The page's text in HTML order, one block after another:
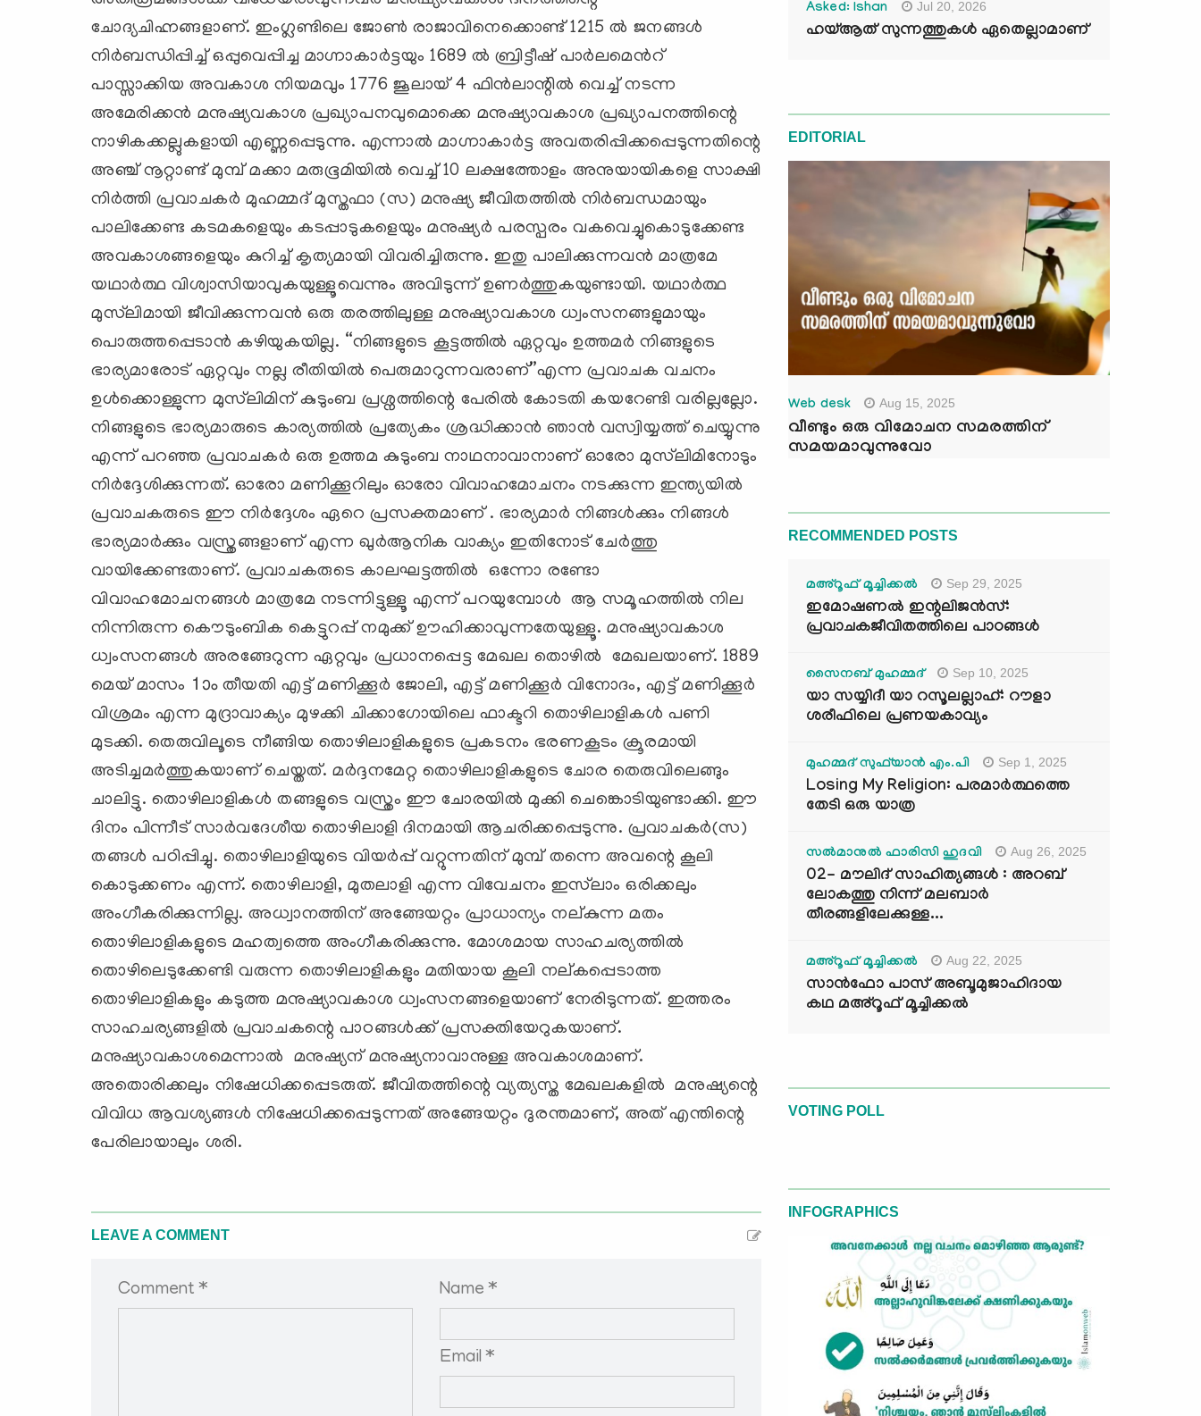
ചോദ്യചിഹ്നങ്ങളാണ്. ഇംഗ്ലണ്ടിലെ ജോൺ രാജാവിനെക്കൊണ്ട് 1215 ല്‍ ജനങ്ങള്‍
നിര്‍ബന്ധിപ്പിച്ച് ഒപ്പുവെപ്പിച്ച മാഗ്നാകാര്‍ട്ടയും 1689 ല്‍ ബ്രിട്ടീഷ് പാര്‍ലമെന്‍റ്
പാസ്സാക്കിയ അവകാശ നിയമവും 1776 ജൂലായ് 4 ഫിന്‍ലാന്റില്‍ വെച്ച് നടന്ന
അമേരിക്കന്‍ മനുഷ്യവകാശ പ്രഖ്യാപനവുമൊക്കെ മനുഷ്യാവകാശ പ്രഖ്യാപനത്തിന്റെ
നാഴികക്കല്ലുകളായി എണ്ണപ്പെടുന്നു. എന്നാല്‍ മാഗ്നാകാര്‍ട്ട അവതരിപ്പിക്കപ്പെടുന്നതിന്റെ
അഞ്ച് നൂറ്റാണ്ട് മുമ്പ് മക്കാ മരുഭൂമിയില്‍ വെച്ച് 10 ലക്ഷത്തോളം അനുയായികളെ സാക്ഷി
നിര്‍ത്തി പ്രവാചകര്‍ മുഹമ്മദ് മുസ്തഫാ (സ) മനുഷ്യ ജീവിതത്തില്‍ നിര്‍ബന്ധമായും
പാലിക്കേണ്ട കടമകളെയും കടപ്പാടുകളെയും മനുഷ്യര്‍ പരസ്പരം വകവെച്ചുകൊടുക്കേണ്ട
അവകാശങ്ങളെയും കുറിച്ച് കൃത്യമായി വിവരിച്ചിരുന്നു. ഇതു പാലിക്കുന്നവന്‍ മാത്രമേ
യഥാര്‍ത്ഥ വിശ്വാസിയാവുകയുള്ളൂവെന്നും അവിടുന്ന് ഉണര്‍ത്തുകയുണ്ടായി. യഥാര്‍ത്ഥ
മുസ്‍ലിമായി ജീവിക്കുന്നവന്‍ ഒരു തരത്തിലുള്ള മനുഷ്യാവകാശ ധ്വംസനങ്ങളുമായും
പൊരുത്തപ്പെടാന്‍ കഴിയുകയില്ല. “നിങ്ങളുടെ കൂട്ടത്തില്‍ ഏറ്റവും ഉത്തമര്‍ നിങ്ങളുടെ
ഭാര്യമാരോട് ഏറ്റവും നല്ല രീതിയില്‍ പെരുമാറുന്നവരാണ്”എന്ന പ്രവാചക വചനം
ഉള്‍ക്കൊള്ളുന്ന മുസ്‍ലിമിന് കുടുംബ പ്രശ്നത്തിന്റെ പേരില്‍ കോടതി കയറേണ്ടി വരില്ലല്ലോ.
നിങ്ങളുടെ ഭാര്യമാരുടെ കാര്യത്തില്‍ പ്രത്യേകം ശ്രദ്ധിക്കാന്‍ ഞാന്‍ വസ്വിയ്യത്ത് ചെയ്യുന്നു
എന്ന് പറഞ്ഞ പ്രവാചകര്‍ ഒരു ഉത്തമ കുടുംബ നാഥനാവാനാണ് ഓരോ മുസ്‍ലിമിനോടും
നിര്‍ദ്ദേശിക്കുന്നത്. ഓരോ മണിക്കൂറിലും ഓരോ വിവാഹമോചനം നടക്കുന്ന ഇന്ത്യയില്‍
പ്രവാചകരുടെ ഈ നിര്‍ദ്ദേശം ഏറെ പ്രസക്തമാണ് . ഭാര്യമാര്‍ നിങ്ങള്‍ക്കും നിങ്ങള്‍
ഭാര്യമാര്‍ക്കും വസ്ത്രങ്ങളാണ് എന്ന ഖുര്‍ആനിക വാക്യം ഇതിനോട് ചേര്‍ത്തു
വായിക്കേണ്ടതാണ്. പ്രവാചകരുടെ കാലഘട്ടത്തില്‍ ഒന്നോ രണ്ടോ
വിവാഹമോചനങ്ങള്‍ മാത്രമേ നടന്നിട്ടുള്ളൂ എന്ന് പറയുമ്പോള്‍ ആ സമൂഹത്തില്‍ നില
നിന്നിരുന്ന കൌടുംബിക കെട്ടുറപ്പ് നമുക്ക് ഊഹിക്കാവുന്നതേയുള്ളൂ. മനുഷ്യാവകാശ
ധ്വംസനങ്ങള്‍ അരങ്ങേറുന്ന ഏറ്റവും പ്രധാനപ്പെട്ട മേഖല തൊഴില്‍ മേഖലയാണ്. 1889
മെയ് മാസം 1ാം തീയതി എട്ട് മണിക്കൂര്‍ ജോലി, എട്ട് മണിക്കൂര്‍ വിനോദം, എട്ട് മണിക്കൂര്‍
വിശ്രമം എന്ന മുദ്രാവാക്യം മുഴക്കി ചിക്കാഗോയിലെ ഫാക്ടറി തൊഴിലാളികള്‍ പണി
മുടക്കി. തെരുവിലൂടെ നീങ്ങിയ തൊഴിലാളികളുടെ പ്രകടനം ഭരണകൂടം ക്രൂരമായി
അടിച്ചമര്‍ത്തുകയാണ് ചെയ്തത്. മര്‍ദ്ദനമേറ്റ തൊഴിലാളികളുടെ ചോര തെരുവിലെങ്ങും
ചാലിട്ടു. തൊഴിലാളികള്‍ തങ്ങളുടെ വസ്ത്രം ഈ ചോരയില്‍ മുക്കി ചെങ്കൊടിയുണ്ടാക്കി. ഈ
ദിനം പിന്നീട് സാര്‍വദേശീയ തൊഴിലാളി ദിനമായി ആചരിക്കപ്പെടുന്നു. പ്രവാചകര്‍(സ)
തങ്ങള്‍ പഠിപ്പിച്ചു. തൊഴിലാളിയുടെ വിയര്‍പ്പ് വറ്റുന്നതിന് മുമ്പ് തന്നെ അവന്റെ കൂലി
കൊടുക്കണം എന്ന്. തൊഴിലാളി, മുതലാളി എന്ന വിവേചനം ഇസ്‍ലാം ഒരിക്കലും
അംഗീകരിക്കുന്നില്ല. അധ്വാനത്തിന് അങ്ങേയറ്റം പ്രാധാന്യം നല്കുന്ന മതം
തൊഴിലാളികളുടെ മഹത്വത്തെ അംഗീകരിക്കുന്നു. മോശമായ സാഹചര്യത്തില്‍
തൊഴിലെടുക്കേണ്ടി വരുന്ന തൊഴിലാളികളും മതിയായ കൂലി നല്കപ്പെടാത്ത
തൊഴിലാളികളും കടുത്ത മനുഷ്യാവകാശ ധ്വംസനങ്ങളെയാണ് നേരിടുന്നത്. ഇത്തരം
സാഹചര്യങ്ങളില്‍ പ്രവാചകന്റെ പാഠങ്ങള്‍ക്ക് പ്രസക്തിയേറുകയാണ്.
മനുഷ്യാവകാശമെന്നാല്‍ മനുഷ്യന് മനുഷ്യനാവാനുള്ള അവകാശമാണ്.
അതൊരിക്കലും നിഷേധിക്കപ്പെടരുത്. ജീവിതത്തിന്റെ വ്യത്യസ്ത മേഖലകളില്‍ മനുഷ്യന്റെ
വിവിധ ആവശ്യങ്ങള്‍ നിഷേധിക്കപ്പെടുന്നത് അങ്ങേയറ്റം ദുരന്തമാണ്, അത് എന്തിന്റെ
പേരിലായാലും ശരി.
LEAVE A COMMENT
Comment * Name *
Email *
Asked: Ishan Jul 20, 2026
ഹയ്ആത് സുന്നത്തുകൾ ഏതെല്ലാമാണ്
EDITORIAL
Web desk Aug 15, 2025
വീണ്ടും ഒരു വിമോചന സമരത്തിന്
സമയമാവുന്നുവോ
RECOMMENDED POSTS
മഅ്റൂഫ് മൂച്ചിക്കല്‍ Sep 29, 2025
ഇമോഷണൽ ഇന്റലിജൻസ്:
പ്രവാചകജീവിതത്തിലെ പാഠങ്ങൾ
സൈനബ് മുഹമ്മദ് Sep 10, 2025
യാ സയ്യിദീ യാ റസൂലല്ലാഹ്: റൗളാ
ശരീഫിലെ പ്രണയകാവ്യം
മുഹമ്മദ് സുഫ്‌യാൻ എം.പി Sep 1, 2025
Losing My Religion: പരമാർത്ഥത്തെ
തേടി ഒരു യാത്ര
സൽമാനുൽ ഫാരിസി ഹുദവി Aug 26, 2025
02- മൗലിദ് സാഹിത്യങ്ങൾ : അറബ്
ലോകത്തു നിന്ന് മലബാർ
തീരങ്ങളിലേക്കുള്ള...
മഅ്റൂഫ് മൂച്ചിക്കല്‍ Aug 22, 2025
സാൻഫോ പാസ് അബൂമുജാഹിദായ
കഥ മഅ്റൂഫ് മൂച്ചിക്കല്‍
VOTING POLL
INFOGRAPHICS